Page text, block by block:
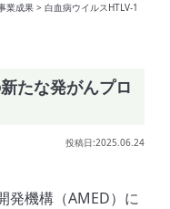
業成果 > 白血病ウイルスHTLV-1
たな発がんプロ
投稿日:2025.06.24
発機構（AMED）に